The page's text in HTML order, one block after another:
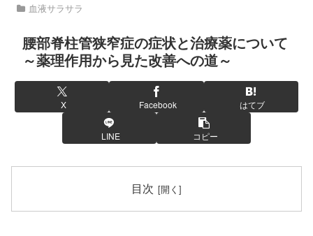
血液サラサラ
腰部脊柱管狭窄症の症状と治療薬について
～薬理作用から見た改善への道～
X Facebook はてブ
LINE コピー
目次